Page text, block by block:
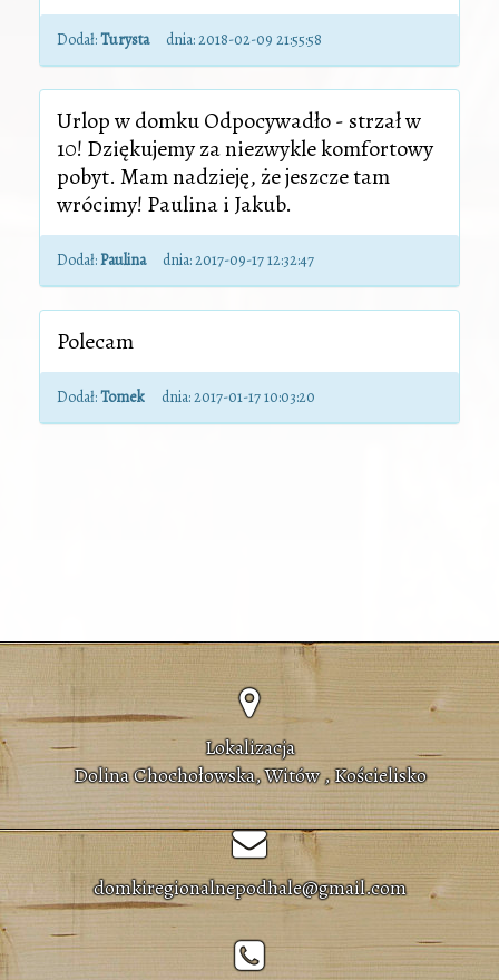
Dodał:Turystadnia:2018-02-09 21:55:58
Urlop w domku Odpocywadło - strzał w
10! Dziękujemy za niezwykle komfortowy
pobyt. Mam nadzieję, że jeszcze tam
wrócimy! Paulina i Jakub.
Dodał:Paulinadnia:2017-09-17 12:32:47
Polecam
Dodał:Tomek dnia:2017-01-17 10:03:20
Lokalizacja
Dolina Chochołowska, Witów , Kościelisko
domkiregionalnepodhale@gmail.com